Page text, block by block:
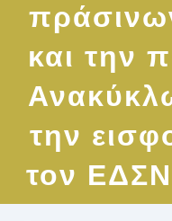
και την
την
τον